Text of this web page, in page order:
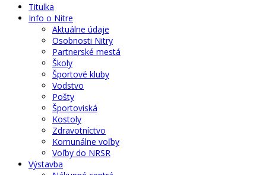
Titulka
Info o Nitre
Aktuálne údaje
Osobnosti Nitry
Partnerské mestá
Školy
Športové kluby
Vodstvo
Pošty
Športoviská
Kostoly
Zdravotníctvo
Komunálne voľby
Voľby do NRSR
Výstavba